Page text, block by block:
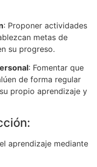
: Proponer actividades
metas de
su progreso.
: Fomentar que
de forma regular
propio aprendizaje y
aprendizaje mediante